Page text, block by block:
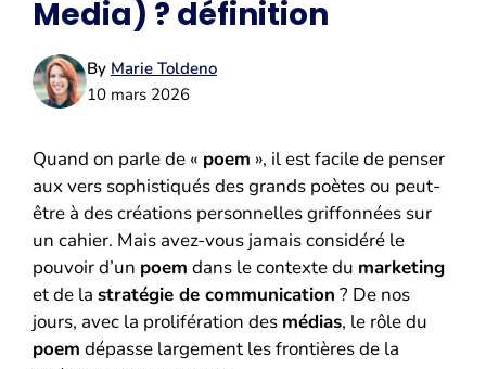
Media) ? définition
By Marie Toldeno
10 mars 2026
Quand on parle de « poem », il est facile de penser
aux vers sophistiqués des grands poètes ou peut-
être à des créations personnelles griffonnées sur
un cahier. Mais avez-vous jamais considéré le
pouvoir d’un poem dans le contexte du marketing
et de la stratégie de communication ? De nos
jours, avec la prolifération des médias, le rôle du
poem dépasse largement les frontières de la